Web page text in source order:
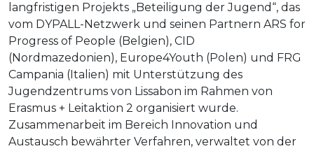
langfristigen Projekts „Beteiligung der Jugend“, das
vom DYPALL-Netzwerk und seinen Partnern ARS for
Progress of People (Belgien), CID
(Nordmazedonien), Europe4Youth (Polen) und FRG
Campania (Italien) mit Unterstützung des
Jugendzentrums von Lissabon im Rahmen von
Erasmus + Leitaktion 2 organisiert wurde.
Zusammenarbeit im Bereich Innovation und
Austausch bewährter Verfahren, verwaltet von der